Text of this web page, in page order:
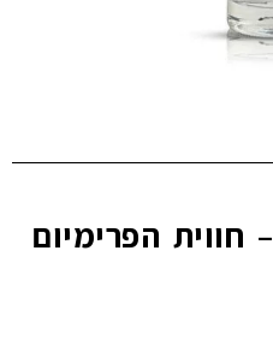
וודקה בלוגה 700 – חווית הפרימיום